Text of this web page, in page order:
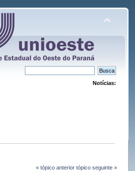
Notícias:
« tópico anterior tópico seguinte »